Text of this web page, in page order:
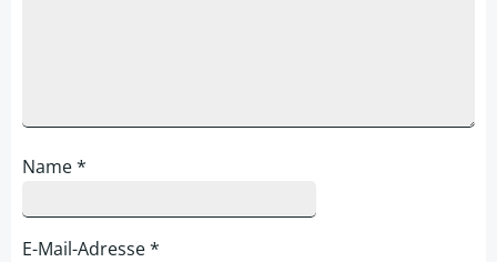
Name*
E-Mail-Adresse*